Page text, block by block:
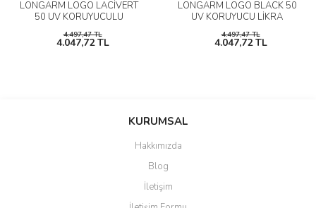
LONGARM LOGO LACİVERT
50 UV KORUYUCULU
4.497,47 TL
4.047,72 TL
LONGARM LOGO BLACK 50
UV KORUYUCU LİKRA
4.497,47 TL
4.047,72 TL
KURUMSAL
Hakkımızda
Blog
İletişim